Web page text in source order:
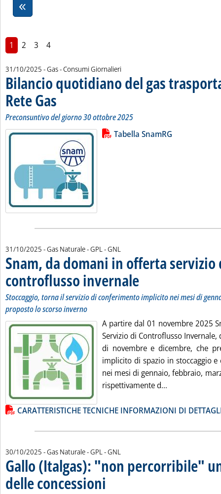
1 2 3 4
31/10/2025 - Gas - Consumi Giornalieri
Bilancio quotidiano del gas
Rete Gas . Sottotitolo: Preconsuntivo del giorno 30 ottobre 2025
. Pubblicata venerdì 31 ottobre 2025 alle 11.55.
Preconsuntivo del giorno 30 ottobre 2025
Leggi tutta la notizia: 'Bilancio
Lista allegati PDF alla notiziaTabella SnamRG
31/10/2025 - Gas Naturale - GPL - GNL
Snam, da domani in offerta servizio
controflusso invernale
Stoccaggio, torna il servizio di conferimento implicito nei mesi di
proposto lo scorso inverno
A partire dal 01 novembre 2025
Servizio di Controflusso
di novembre e dicembre, che
implicito di spazio in stoccaggio e
nei mesi di gennaio, febbraio,
rispettivamente d...
Lista allegati PDF alla notizia
CARATTERISTICHE TECNICHE INFORMAZIONI DI
30/10/2025 - Gas Naturale - GPL - GNL
Gallo (Italgas): "non percorribile"
delle concessioni . Sottotitolo: Nella call con gli analisti di oggi
. Pubblicata giovedì 30 ottobre 2025 alle 17.5.